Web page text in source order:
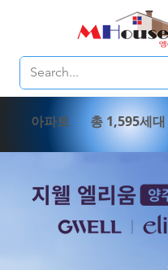
아파트 총 1,595세대